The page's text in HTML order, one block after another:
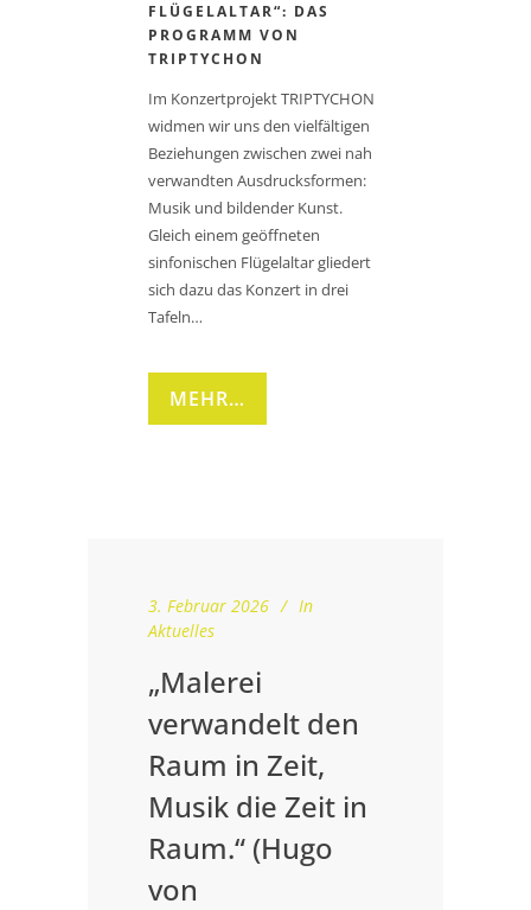
FLÜGELALTAR“: DAS
PROGRAMM VON
TRIPTYCHON
Im Konzertprojekt TRIPTYCHON
widmen wir uns den vielfältigen
Beziehungen zwischen zwei nah
verwandten Ausdrucksformen:
Musik und bildender Kunst.
Gleich einem geöffneten
sinfonischen Flügelaltar gliedert
sich dazu das Konzert in drei
Tafeln…
MEHR…
3. Februar 2026
In
Aktuelles
„Malerei
verwandelt den
Raum in Zeit,
Musik die Zeit in
Raum.“ (Hugo
von